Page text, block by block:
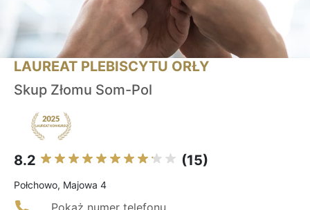
LAUREAT PLEBISCYTU ORŁY
Skup Złomu Som-Pol
8.2 (15)
Połchowo, Majowa 4